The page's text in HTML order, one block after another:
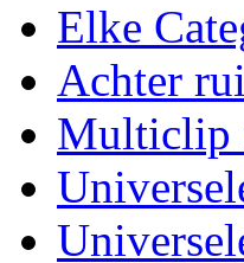
Elke
Achter
Multiclip